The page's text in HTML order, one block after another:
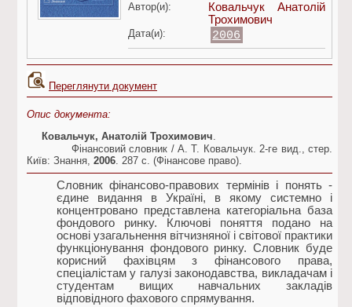
Автор(и):
Ковальчук Анатолій
Трохимович
Дата(и): 2006
Переглянути документ
Опис документа:
Ковальчук, Анатолій Трохимович
Фінансовий словник / А. Т. Ковальчук. 2-ге вид., стер.
Київ: Знання, 2006. 287 с. (Фінансове право).
Словник фінансово-правових термінів і понять -
єдине видання в Україні, в якому системно і
концентровано представлена категоріальна база
фондового ринку. Ключові поняття подано на
основі узагальнення вітчизняної і світової практики
функціонування фондового ринку. Словник буде
корисний фахівцям з фінансового права,
спеціалістам у галузі законодавства, викладачам і
студентам вищих навчальних закладів
відповідного фахового спрямування.